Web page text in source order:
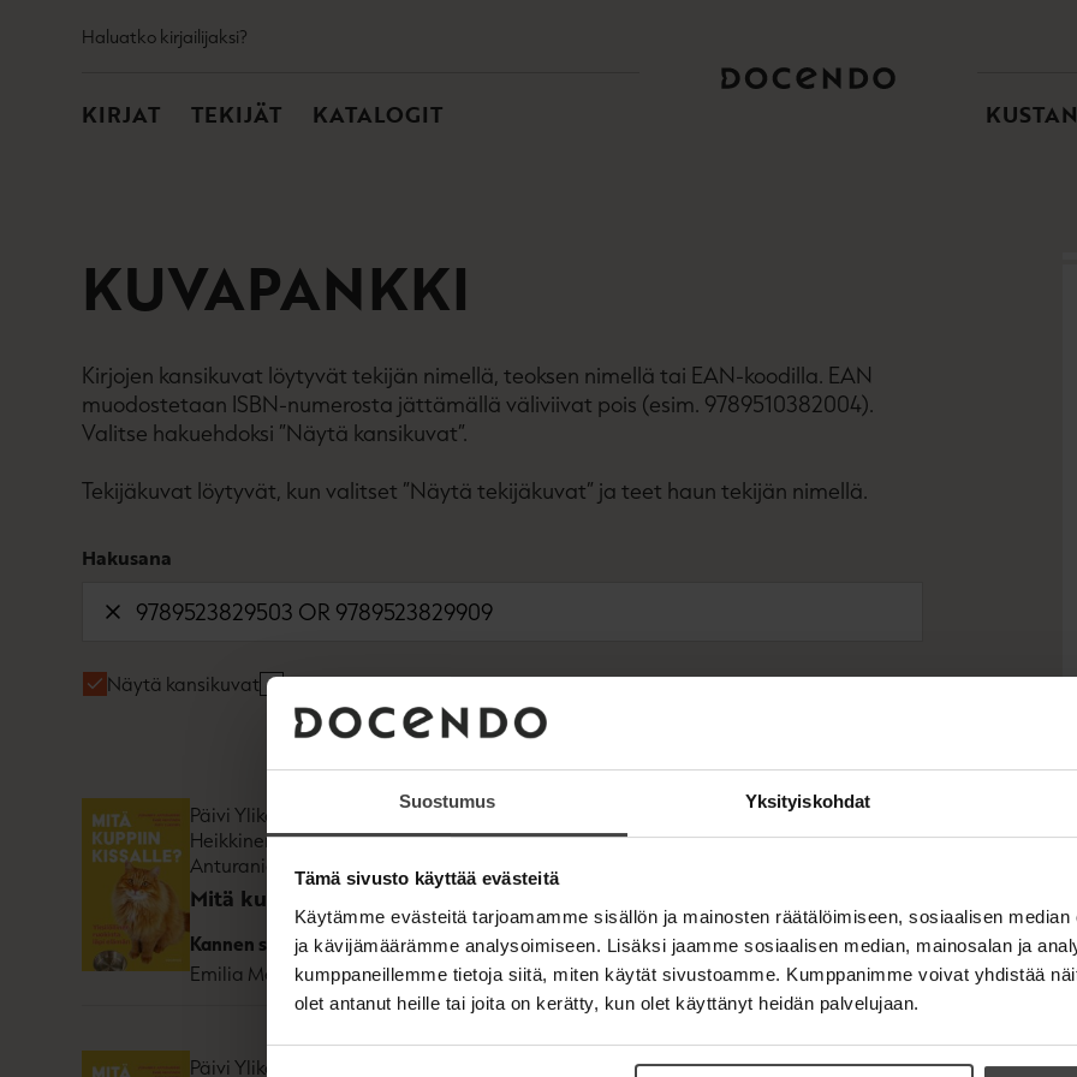
Suostumus Yksityiskohdat
Tämä sivusto käyttää evästeitä
Käytämme evästeitä tarjoamamme sisällön ja mainosten räätälöimiseen, sosiaalisen
ja kävijämäärämme analysoimiseen. Lisäksi jaamme sosiaalisen median, mainosalan ja
kumppaneillemme tietoja siitä, miten käytät sivustoamme. Kumppanimme voivat yhdistää
olet antanut heille tai joita on kerätty, kun olet käyttänyt heidän palvelujaan.
sisältöönTOISSIJAINEN
Haluatko kirjailijaksi?
PÄÄVALIKKO
KIRJAT TEKIJÄT KATALOGIT
KUVAPANKKI
Kirjojen kansikuvat löytyvät tekijän nimellä, teoksen nimellä tai EAN-koodilla. EAN
muodostetaan ISBN-numerosta jättämällä väliviivat pois (esim. 9789510382004).
Valitse hakuehdoksi ”Näytä kansikuvat”.
Tekijäkuvat löytyvät, kun valitset ”Näytä tekijäkuvat” ja teet haun tekijän nimellä.
Hakusana
Näytä kansikuvat Näytä tekijäkuvat
Päivi Ylikorpi, Emmi
Heikkinen, Johanna
Anturaniemi
Mitä kuppiin kissalle?
Kannen suunnittelija
Emilia Mensalo
E-kirja (epub3)
ISBN9789523829909
1630x2610px
p
e
s
i
n
e
Päivi Ylikorpi, Emmi